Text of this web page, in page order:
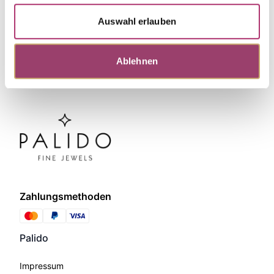
Auswahl erlauben
Ablehnen
Zahlungsmethoden
Palido
Impressum